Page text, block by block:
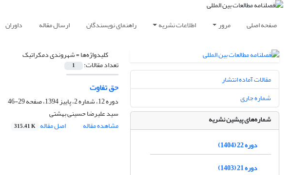
صفحه اصلی مرور اطلاعات نشریه راهنمای نویسندگان ارسال مقاله داوران
کلیدواژه‌ها =شهروندی دمکراتیک
تعداد مقالات: 1
حق تفاوت
دوره 12، شماره 2، پاییز 1394، صفحه
29-46
سید علیرضا حسینی بهشتی
مشاهده مقاله
اصل مقاله 315.41 K
مقالات آماده انتشار
شماره جاری
شماره‌های پیشین نشریه
دوره 22 (1404)
دوره 21 (1403)